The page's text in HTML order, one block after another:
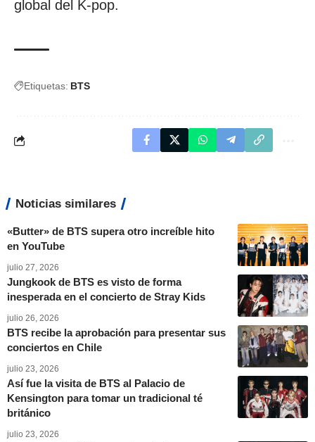
global del K-pop.
Etiquetas: BTS
Noticias similares
«Butter» de BTS supera otro increíble hito
en YouTube
julio 27, 2026
Jungkook de BTS es visto de forma
inesperada en el concierto de Stray Kids
julio 26, 2026
BTS recibe la aprobación para presentar sus
conciertos en Chile
julio 23, 2026
Así fue la visita de BTS al Palacio de
Kensington para tomar un tradicional té
británico
julio 23, 2026